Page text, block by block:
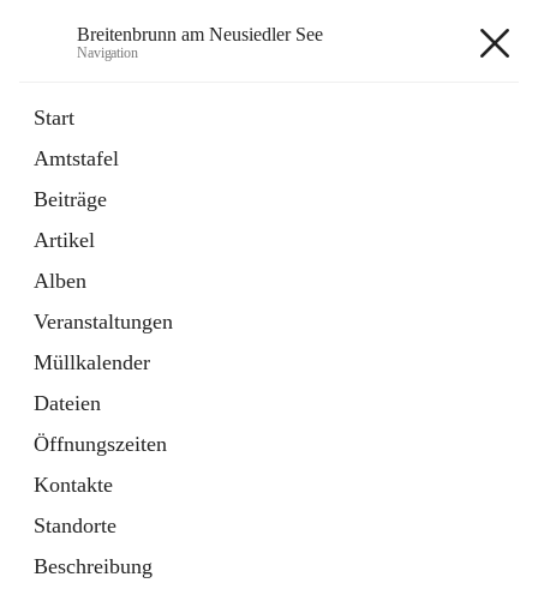
Breitenbrunn am Neusiedler See
Navigation
Start
Amtstafel
Beiträge
Artikel
Alben
Veranstaltungen
Müllkalender
Dateien
Öffnungszeiten
Kontakte
Standorte
Beschreibung
18 Schnellzugriffe
Gemeindeservice